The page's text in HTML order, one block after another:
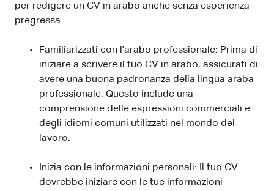
per redigere un CV in arabo anche senza esperienza
pregressa.
Familiarizzati con l'arabo professionale: Prima di
iniziare a scrivere il tuo CV in arabo, assicurati di
avere una buona padronanza della lingua araba
professionale. Questo include una
comprensione delle espressioni commerciali e
degli idiomi comuni utilizzati nel mondo del
lavoro.
Inizia con le informazioni personali: Il tuo CV
dovrebbe iniziare con le tue informazioni